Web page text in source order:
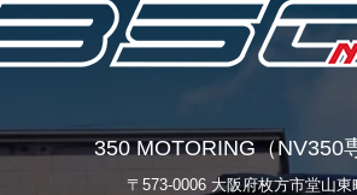
350 MOTORING（NV350
〒573-0006 大阪府枚方市堂山東